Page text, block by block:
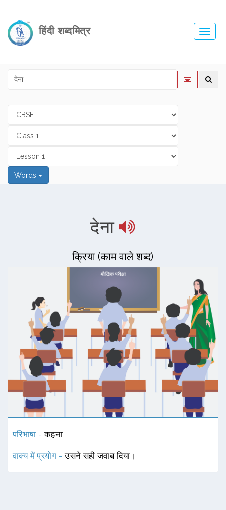
हिंदी शब्दमित्र
Words
देना
क्रिया (काम वाले शब्द)
परिभाषा -कहना
वाक्य में प्रयोग -उसने सही जवाब दिया।